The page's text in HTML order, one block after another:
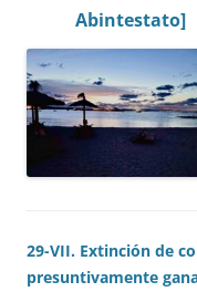
Abintestato]
29-VII. Extinción de
presuntivamente